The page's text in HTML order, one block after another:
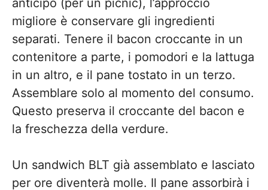
anticipo (per un picnic), l’approccio
migliore è conservare gli ingredienti
separati. Tenere il bacon croccante in un
contenitore a parte, i pomodori e la lattuga
in un altro, e il pane tostato in un terzo.
Assemblare solo al momento del consumo.
Questo preserva il croccante del bacon e
la freschezza della verdure.
Un sandwich BLT già assemblato e lasciato
per ore diventerà molle. Il pane assorbirà i